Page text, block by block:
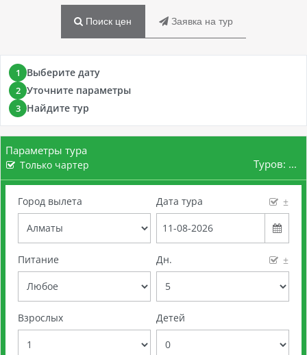
Поиск цен Заявка на тур
1 Выберите дату
2 Уточните параметры
3 Найдите тур
Параметры тура
Только чартер Туров: ...
Город вылета Дата тура ±
Питание Дн. ±
Взрослых Детей